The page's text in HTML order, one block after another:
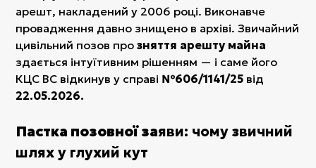
арешт, накладений у 2006 році. Виконавче
провадження давно знищено в архіві. Звичайний
цивільний позов прозняття арешту майна
здається інтуїтивним рішенням — і саме його
КЦС ВС відкинув у справі №606/1141/25 від
22.05.2026.
Пастка позовної заяви: чому звичний
шлях у глухий кут